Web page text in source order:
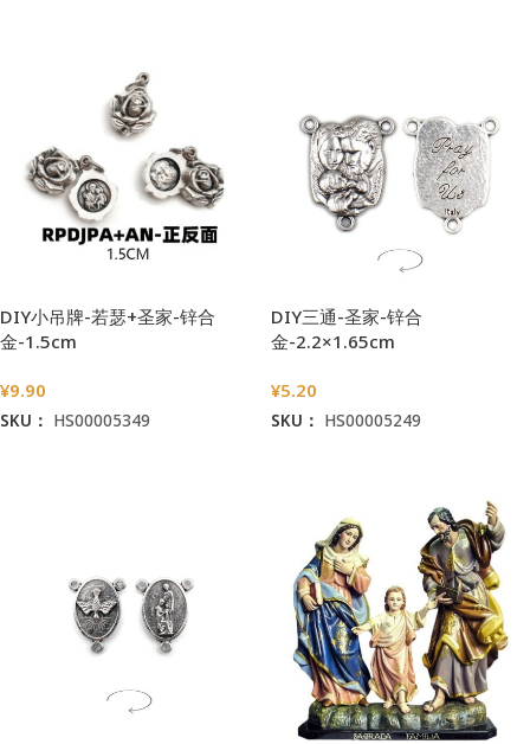
DIY小吊牌-若瑟+圣家-锌合
金-1.5cm
¥9.90
SKU： HS00005349
DIY三通-圣家-锌合
金-2.2×1.65cm
¥5.20
SKU： HS00005249